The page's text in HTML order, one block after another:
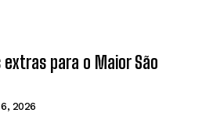
para o Maior São
2026